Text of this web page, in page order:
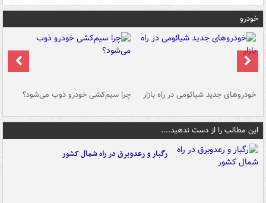
خودرو
خودروهای جدید شیائومی در راه بازار چرا سیم‌کشی خودرو ذوب می‌شود؟
این مطالب را از دست ندهید....
رگبار و رعدوبرق در راه شمال کشور